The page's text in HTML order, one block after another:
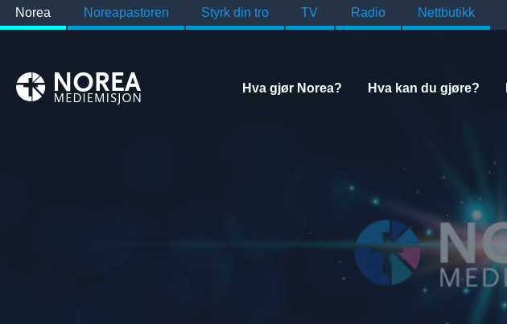
Norea Noreapastoren Styrk din tro TV Radio Nettbutikk
Hva gjør Norea? Hva kan du gjøre?